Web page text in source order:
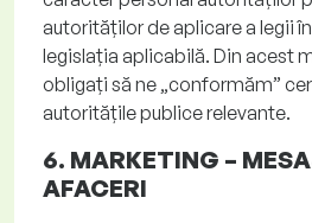
autorităților de aplicare a legii
legislația aplicabilă. Din acest
obligați să ne „conformăm”
autoritățile publice relevante.
6. MARKETING –
AFACERI